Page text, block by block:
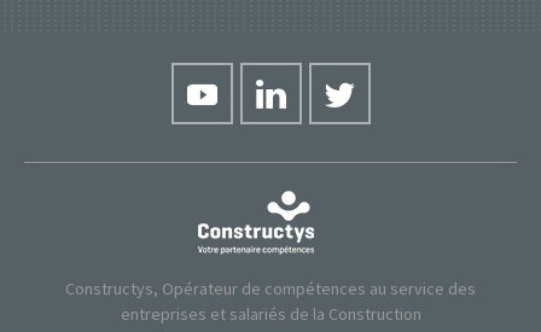
Constructys, Opérateur de compétences au service des
entreprises et salariés de la Construction